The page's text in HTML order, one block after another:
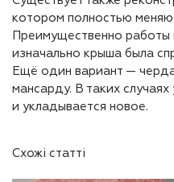
котором полностью
Преимущественно работы
изначально крыша была
Ещё один вариант —
мансарду. В таких
и укладывается новое.
Схожі статті